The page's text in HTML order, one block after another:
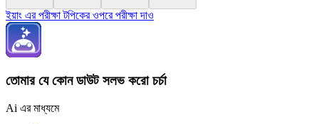
ইয়াং এর পরীক্ষা টপিকের ওপরে পরীক্ষা দাও
তোমার যে কোন ডাউট সলভ করো চর্চা
Ai এর মাধ্যমে